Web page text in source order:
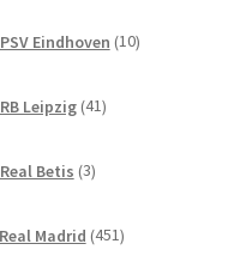
Eindhoven 10izdelkov
Leipzig 41izdelkov
Betis 3izdelki
Madrid 451izdelkov